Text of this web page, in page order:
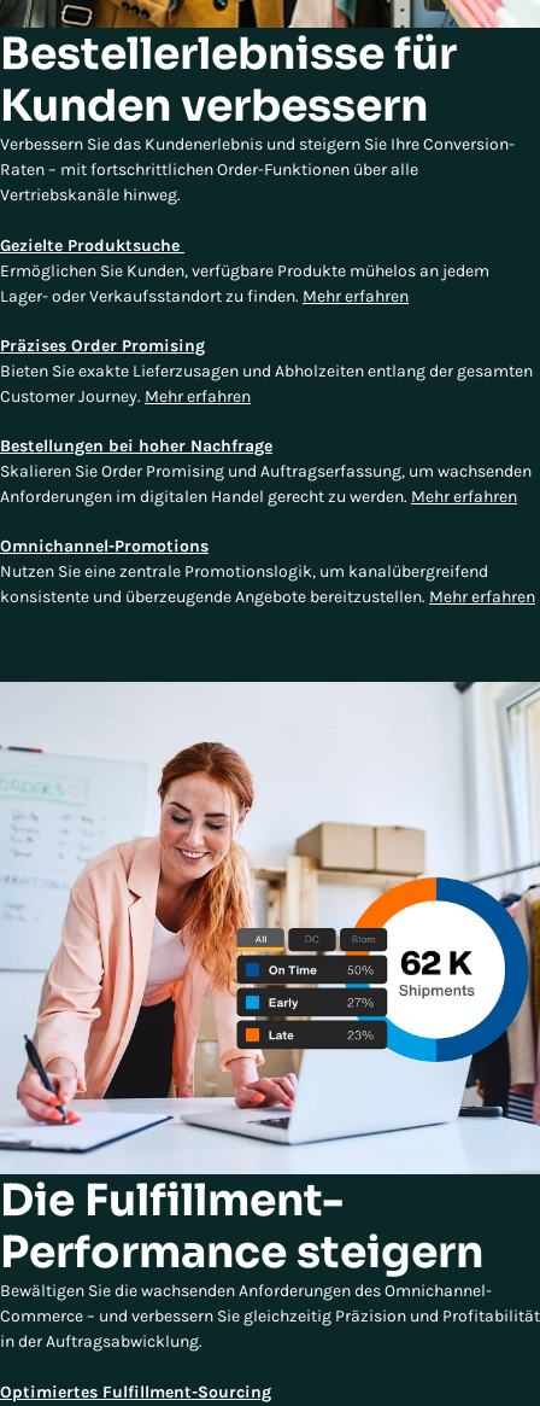
Bestellerlebnisse für
Kunden verbessern
Verbessern Sie das Kundenerlebnis und steigern Sie Ihre Conversion-
Raten – mit fortschrittlichen Order-Funktionen über alle
Vertriebskanäle hinweg.
Gezielte Produktsuche
Ermöglichen Sie Kunden, verfügbare Produkte mühelos an jedem
Lager- oder Verkaufsstandort zu finden. Mehr erfahren
Präzises Order Promising
Bieten Sie exakte Lieferzusagen und Abholzeiten entlang der gesamten
Customer Journey. Mehr erfahren
Bestellungen bei hoher Nachfrage
Skalieren Sie Order Promising und Auftragserfassung, um wachsenden
Anforderungen im digitalen Handel gerecht zu werden. Mehr erfahren
Omnichannel-Promotions
Nutzen Sie eine zentrale Promotionslogik, um kanalübergreifend
konsistente und überzeugende Angebote bereitzustellen. Mehr erfahren
Die Fulfillment-
Performance steigern
Bewältigen Sie die wachsenden Anforderungen des Omnichannel-
Commerce – und verbessern Sie gleichzeitig Präzision und Profitabilität
in der Auftragsabwicklung.
Optimiertes Fulfillment-Sourcing